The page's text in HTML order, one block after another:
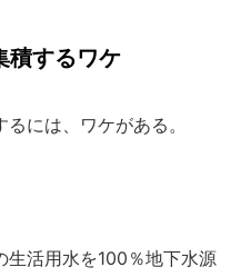
積するワケ
には、ワケがある。
活用水を100％地下水源